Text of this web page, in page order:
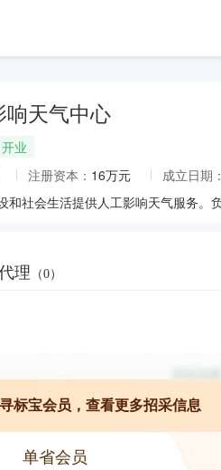
响天气中心
开业
注册资本： 16万元 成立日期：
理 （0）
标宝会员，查看更多招采信息
单省会员